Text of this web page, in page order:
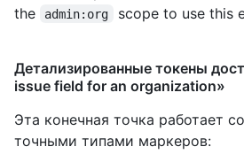
the
admin:org scope to use this
Детализированные токены
issue field for an organization»
Эта конечная точка работает
точными типами маркеров: